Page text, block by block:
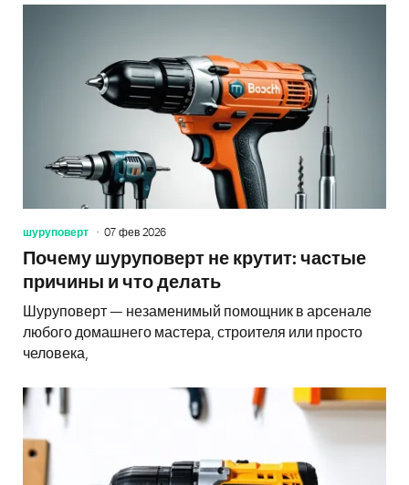
шуруповерт 07 фев 2026
Почему шуруповерт не крутит: частые
причины и что делать
Шуруповерт — незаменимый помощник в арсенале
любого домашнего мастера, строителя или просто
человека,